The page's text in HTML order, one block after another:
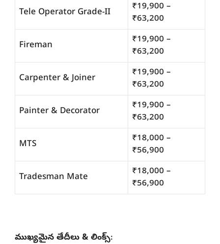
Tele Operator Grade-II
₹19,900 –
₹63,200
Fireman
₹19,900 –
₹63,200
Carpenter & Joiner
₹19,900 –
₹63,200
Painter & Decorator
₹19,900 –
₹63,200
MTS
₹18,000 –
₹56,900
Tradesman Mate
₹18,000 –
₹56,900
ముఖ్యమైన తేదీలు & లింక్స్: